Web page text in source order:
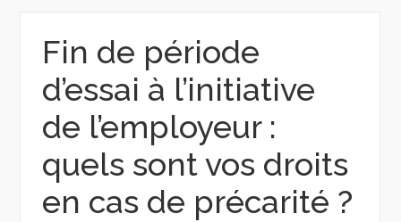
Fin de période
d’essai à l’initiative
de l’employeur :
quels sont vos droits
en cas de précarité ?